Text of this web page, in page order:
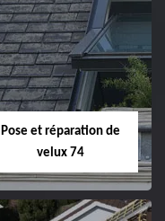
Pose et réparation de
velux 74